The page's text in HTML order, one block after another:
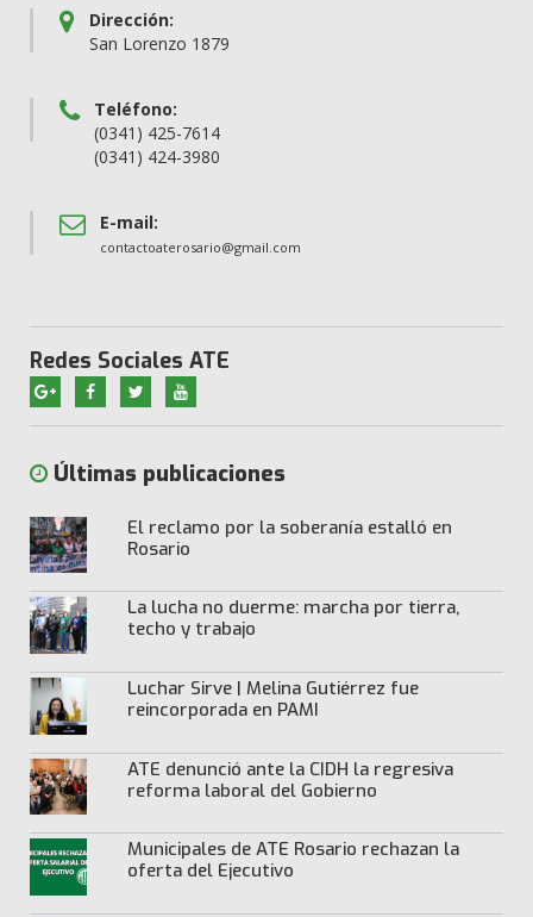
Dirección:
San Lorenzo 1879
Teléfono:
(0341) 425-7614
(0341) 424-3980
E-mail:
contactoaterosario@gmail.com
Redes Sociales ATE
Últimas publicaciones
El reclamo por la soberanía estalló en
Rosario
La lucha no duerme: marcha por tierra,
techo y trabajo
Luchar Sirve | Melina Gutiérrez fue
reincorporada en PAMI
ATE denunció ante la CIDH la regresiva
reforma laboral del Gobierno
Municipales de ATE Rosario rechazan la
oferta del Ejecutivo